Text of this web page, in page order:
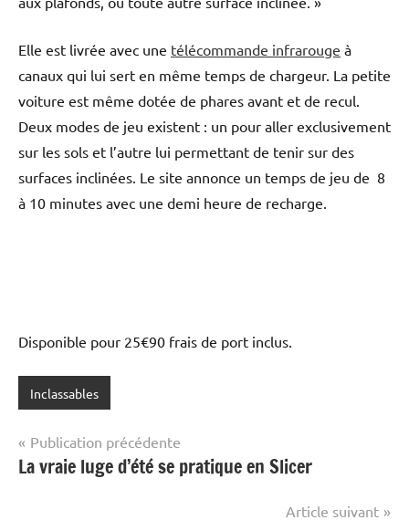
Elle est livrée avec une télécommande infrarouge à
canaux qui lui sert en même temps de chargeur. La petite
voiture est même dotée de phares avant et de recul.
Deux modes de jeu existent : un pour aller exclusivement
sur les sols et l’autre lui permettant de tenir sur des
surfaces inclinées. Le site annonce un temps de jeu de 8
à 10 minutes avec une demi heure de recharge.
Disponible pour 25€90 frais de port inclus.
Inclassables
Navigation
de
Publication précédente
La vraie luge d’été se pratique en Slicer
Article suivant